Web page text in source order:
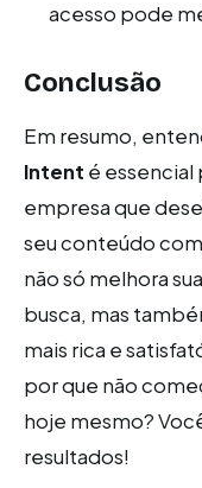
acesso pode
Conclusão
Em resumo,
Intent é essencial
empresa que
seu conteúdo
não só melhora
busca, mas
mais rica e
por que não
hoje mesmo?
resultados!